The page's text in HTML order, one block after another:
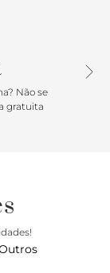
capa.
Não se
gratuita